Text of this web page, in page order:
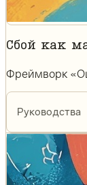
Сбой как
Фреймворк
Руководства